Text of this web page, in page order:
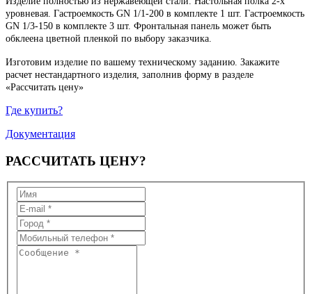
уровневая. Гастроемкость GN 1/1-200 в комплекте 1 шт. Гастроемкость
GN 1/3-150 в комплекте 3 шт. Фронтальная панель может быть
обклеена цветной пленкой по выбору заказчика.
Изготовим изделие по вашему техническому заданию. Закажите
расчет нестандартного изделия, заполнив форму в разделе
«Рассчитать цену»
Где купить?
Документация
РАССЧИТАТЬ ЦЕНУ?